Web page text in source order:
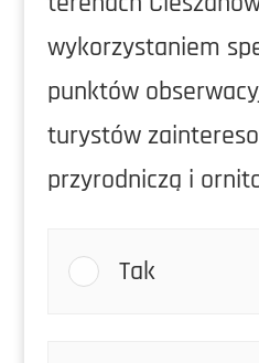
wykorzystaniem
punktów
turystów
przyrodniczą i
Tak